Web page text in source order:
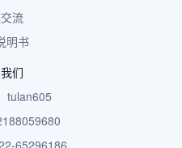
流
明书
们
tulan605
65296186